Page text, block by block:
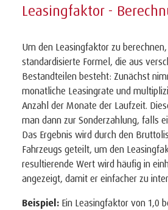
Leasingfaktor -
Um den Leasingfaktor zu
standardisierte Formel, die aus
Bestandteilen besteht: Zunächst
monatliche Leasingrate und
Anzahl der Monate der Laufzeit.
man dann zur Sonderzahlung, falls
Das Ergebnis wird durch den
Fahrzeugs geteilt, um den
resultierende Wert wird häufig in
angezeigt, damit er einfacher zu
Beispiel: Ein Leasingfaktor von 1,0